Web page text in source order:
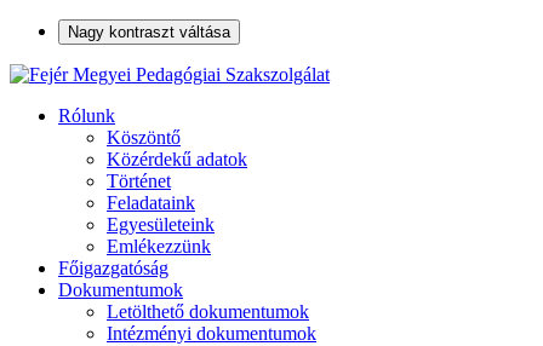
Nagy kontraszt váltása
Rólunk
Köszöntő
Közérdekű adatok
Történet
Feladataink
Egyesületeink
Emlékezzünk
Főigazgatóság
Dokumentumok
Letölthető dokumentumok
Intézményi dokumentumok